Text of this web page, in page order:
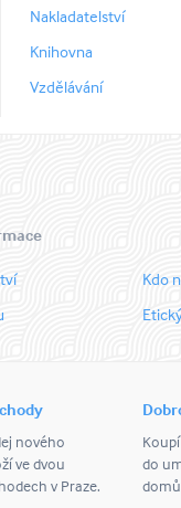
Nakladatelství
Knihovna
Vzdělávání
Kdo
nového
ve dvou
v Praze.
do